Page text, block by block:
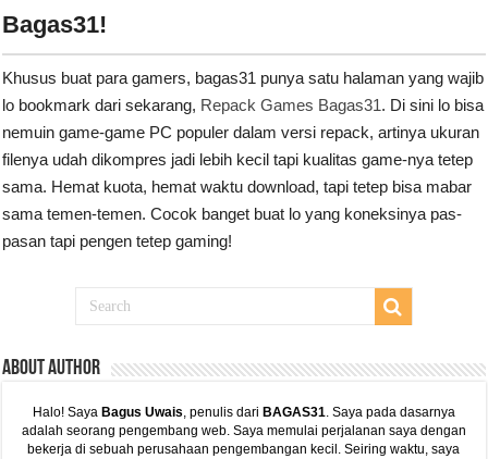
Bagas31!
Khusus buat para gamers, bagas31 punya satu halaman yang wajib
lo bookmark dari sekarang, Repack Games Bagas31. Di sini lo bisa
nemuin game-game PC populer dalam versi repack, artinya ukuran
filenya udah dikompres jadi lebih kecil tapi kualitas game-nya tetep
sama. Hemat kuota, hemat waktu download, tapi tetep bisa mabar
sama temen-temen. Cocok banget buat lo yang koneksinya pas-
pasan tapi pengen tetep gaming!
ABout Author
Halo! Saya Bagus Uwais, penulis dari BAGAS31. Saya pada dasarnya
adalah seorang pengembang web. Saya memulai perjalanan saya dengan
bekerja di sebuah perusahaan pengembangan kecil. Seiring waktu, saya